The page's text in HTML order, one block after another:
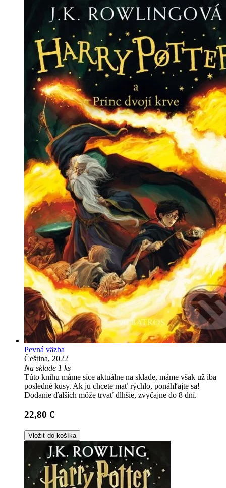
Pevná väzba
Čeština, 2022
Na sklade 1 ks
Túto knihu máme síce aktuálne na sklade, máme však už iba
posledné kusy. Ak ju chcete mať rýchlo, ponáhľajte sa!
Dodanie ďalších môže trvať dlhšie, zvyčajne do 8 dní.
22,80 €
Vložiť do košíka